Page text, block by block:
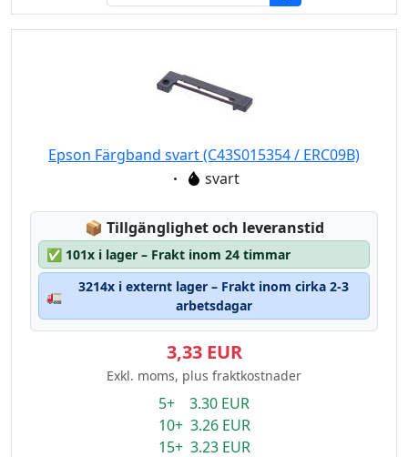
Epson Färgband svart (C43S015354 / ERC09B)
Eigenschaft:
svart
📦 Lagerstatus:
Tillgänglighet och leveranstid
✅ 101x i lager – Frakt inom 24 timmar
🚛
3214x i externt lager – Frakt inom cirka 2-3
arbetsdagar
3,33 EUR
Exkl. moms, plus fraktkostnader
5+ 3.30 EUR
10+ 3.26 EUR
15+ 3.23 EUR